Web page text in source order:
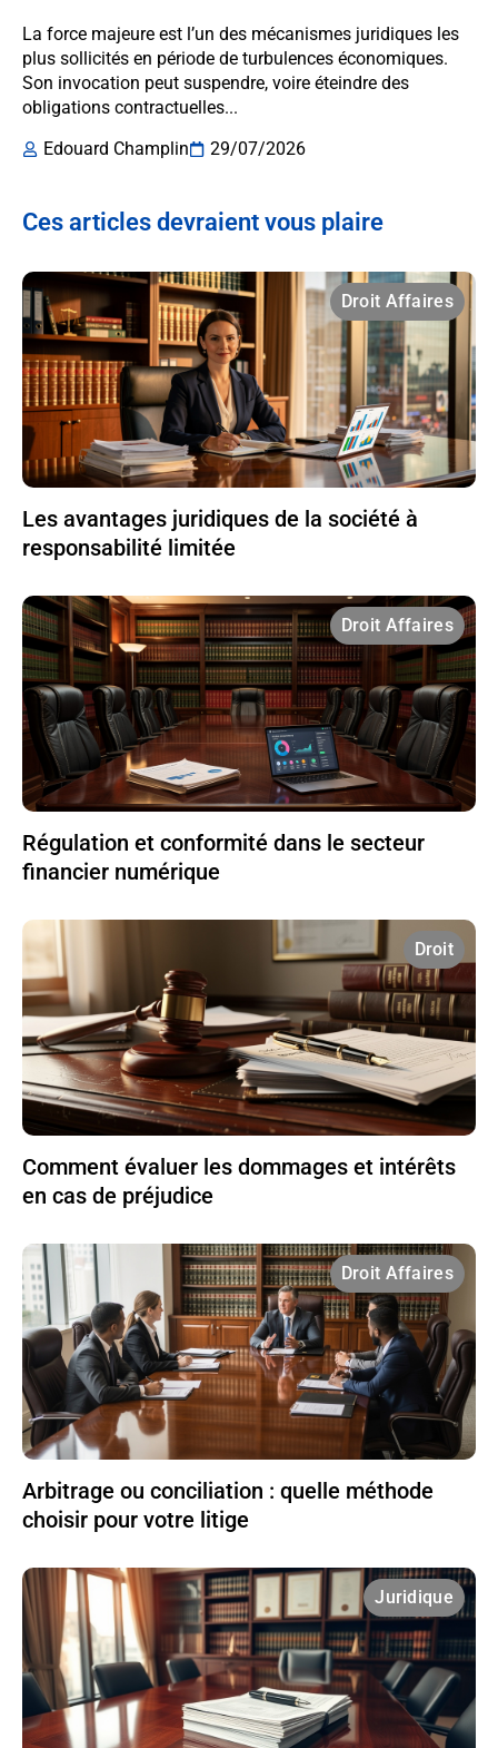
La force majeure est l’un des mécanismes juridiques les
plus sollicités en période de turbulences économiques.
Son invocation peut suspendre, voire éteindre des
obligations contractuelles...
Edouard Champlin
29/07/2026
Ces articles devraient vous plaire
Droit Affaires
Les avantages juridiques de la société à
responsabilité limitée
Droit Affaires
Régulation et conformité dans le secteur
financier numérique
Droit
Comment évaluer les dommages et intérêts
en cas de préjudice
Droit Affaires
Arbitrage ou conciliation : quelle méthode
choisir pour votre litige
Juridique